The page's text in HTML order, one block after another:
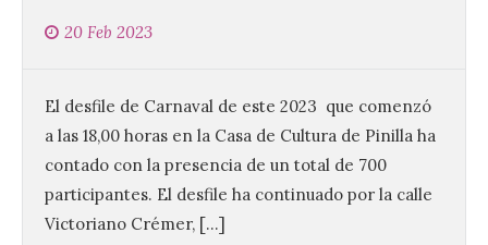
20 Feb 2023
El desfile de Carnaval de este 2023 que comenzó
a las 18,00 horas en la Casa de Cultura de Pinilla ha
contado con la presencia de un total de 700
participantes. El desfile ha continuado por la calle
Victoriano Crémer, […]